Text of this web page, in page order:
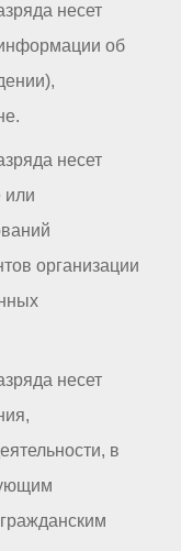
несет
об
несет
или
организации
несет
в